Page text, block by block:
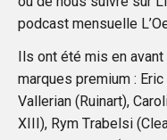
s
p
u
podcast mensuelle
Ils ont été mis en
marques premium :
Vallerian (Ruinart),
XIII), Rym Trabelsi